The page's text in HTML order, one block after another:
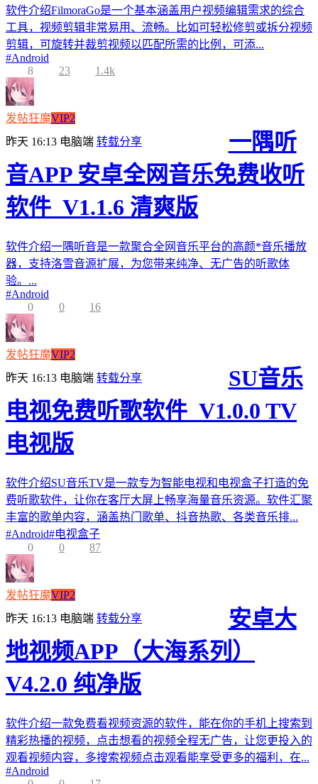
软件介绍FilmoraGo是一个基本涵盖用户视频编辑需求的综合
工具，视频剪辑非常易用、流畅。比如可轻松修剪或拆分视频
剪辑，可旋转并裁剪视频以匹配所需的比例，可添...
#Android
8
23 1.4k
发帖狂魔VIP2
昨天 16:13 电脑端 转载分享
一隅听
音APP 安卓全网音乐免费收听
软件_V1.1.6 清爽版
软件介绍一隅听音是一款聚合全网音乐平台的高颜*音乐播放
器，支持洛雪音源扩展，为您带来纯净、无广告的听歌体
验。...
#Android
0
0 16
发帖狂魔VIP2
昨天 16:13 电脑端 转载分享
SU音乐
电视免费听歌软件_V1.0.0 TV
电视版
软件介绍SU音乐TV是一款专为智能电视和电视盒子打造的免
费听歌软件，让你在客厅大屏上畅享海量音乐资源。软件汇聚
丰富的歌单内容，涵盖热门歌单、抖音热歌、各类音乐排...
#Android#电视盒子
0
0 87
发帖狂魔VIP2
昨天 16:13 电脑端 转载分享
安卓大
地视频APP（大海系列）
V4.2.0 纯净版
软件介绍一款免费看视频资源的软件，能在你的手机上搜索到
精彩热播的视频，点击想看的视频全程无广告，让您更投入的
观看视频内容，多搜索视频点击观看能享受更多的福利，在...
#Android